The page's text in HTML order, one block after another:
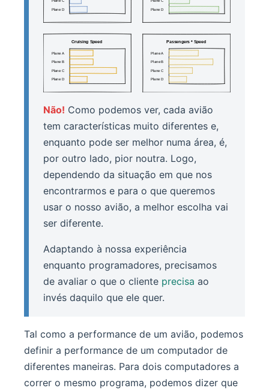
Não! Como podemos ver, cada avião
tem características muito diferentes e,
enquanto pode ser melhor numa área, é,
por outro lado, pior noutra. Logo,
dependendo da situação em que nos
encontrarmos e para o que queremos
usar o nosso avião, a melhor escolha vai
ser diferente.
Adaptando à nossa experiência
enquanto programadores, precisamos
de avaliar o que o cliente precisa ao
invés daquilo que ele quer.
Tal como a performance de um avião, podemos
definir a performance de um computador de
diferentes maneiras. Para dois computadores a
correr o mesmo programa, podemos dizer que